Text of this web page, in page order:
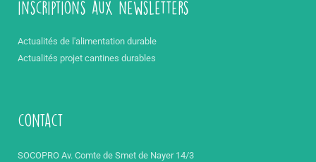
inscriptions aux newsletters
Actualités de l'alimentation durable
Actualités projet cantines durables
contact
SOCOPRO Av. Comte de Smet de Nayer 14/3